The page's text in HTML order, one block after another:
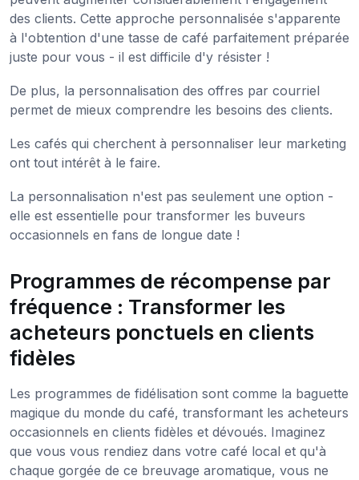
des clients. Cette approche personnalisée s'apparente
à l'obtention d'une tasse de café parfaitement préparée
juste pour vous - il est difficile d'y résister !
De plus, la personnalisation des offres par courriel
permet de mieux comprendre les besoins des clients.
Les cafés qui cherchent à personnaliser leur marketing
ont tout intérêt à le faire.
La personnalisation n'est pas seulement une option -
elle est essentielle pour transformer les buveurs
occasionnels en fans de longue date !
Programmes de récompense par
fréquence : Transformer les
acheteurs ponctuels en clients
fidèles
Les programmes de fidélisation sont comme la baguette
magique du monde du café, transformant les acheteurs
occasionnels en clients fidèles et dévoués. Imaginez
que vous vous rendiez dans votre café local et qu'à
chaque gorgée de ce breuvage aromatique, vous ne